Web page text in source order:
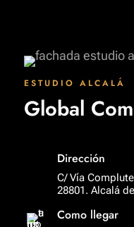
ESTUDIO ALCALÁ
Global
Dirección
C/ Vía
28801. Alcalá
Como llegar